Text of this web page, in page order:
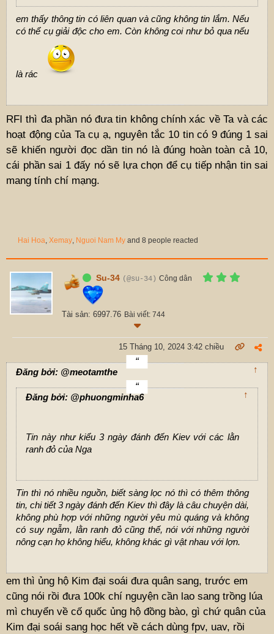
em thấy thông tin có liên quan và cũng không tin lắm. Nếu
có thể cụ giải độc cho em. Còn không coi như bỏ qua nếu
là rác
RFI thì đa phần nó đưa tin không chính xác về Ta và các
hoạt động của Ta cụ ạ, nguyên tắc 10 tin có 9 đúng 1 sai
sẽ khiến người đọc dần tin nó là đúng hoàn toàn cả 10,
cái phần sai 1 đấy nó sẽ lựa chọn để cụ tiếp nhận tin sai
mang tính chí mạng.
Hai Hoa, Xemay, Nguoi Nam My and 8 people reacted
Su-34 (@su-34) Công dân
Tài sản: 6997.76 Bài viết: 744
15 Tháng 10, 2024 3:42 chiều
Đăng bởi: @meotamthe ↑
Đăng bởi: @phuongminha6 ↑
Tin này như kiểu 3 ngày đánh đến Kiev với các lằn
ranh đỏ của Nga
Tin thì nó nhiều nguồn, biết sàng lọc nó thì có thêm thông
tin, chi tiết 3 ngày đánh đến Kiev thì đây là câu chuyện dài,
không phù hợp với những người yêu mù quáng và không
có suy ngẫm, lằn ranh đỏ cũng thế, nói với những người
nông cạn họ không hiểu, không khác gì vật nhau với lợn.
em thì ủng hộ Kim đại soái đưa quân sang, trước em
cũng nói rồi đưa 100k chí nguyện cần lao sang trồng lúa
mì chuyển về cố quốc ủng hộ đồng bào, gì chứ quân của
Kim đại soái sang học hết về cách dùng fpv, uav, rồi